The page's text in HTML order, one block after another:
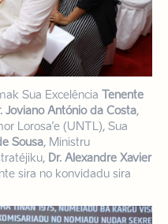
Sua Excelência
Tenente
Joviano António da Costa,
Lorosa’e (UNTL), Sua
Sousa, Ministru
Dr. Alexandre Xavier
sira no konvidadu sira